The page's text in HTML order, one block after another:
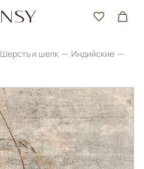
Шерсть и шелк
Индийские